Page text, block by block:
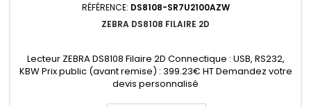
RÉFÉRENCE: DS8108-SR7U2100AZW
ZEBRA DS8108 FILAIRE 2D
Lecteur ZEBRA DS8108 Filaire 2D Connectique : USB, RS232,
KBW Prix public (avant remise) : 399.23€ HT Demandez votre
devis personnalisé